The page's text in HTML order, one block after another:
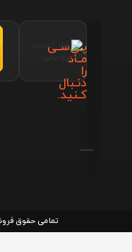
پـی‌سـی
مـاد
را
دنـبال
کـنید.
تمامی حقوق